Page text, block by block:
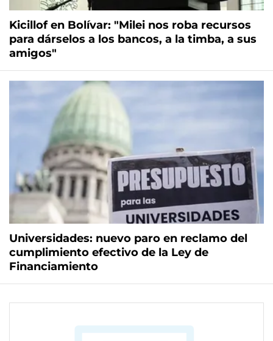
Kicillof en Bolívar: "Milei nos roba recursos
para dárselos a los bancos, a la timba, a sus
amigos"
Universidades: nuevo paro en reclamo del
cumplimiento efectivo de la Ley de
Financiamiento